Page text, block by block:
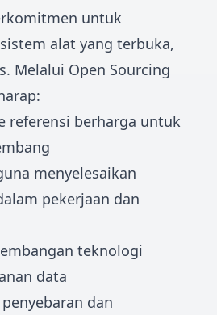
untuk
alat yang terbuka,
Melalui Open Sourcing
referensi berharga untuk
menyelesaikan
pekerjaan dan
teknologi
data
dan